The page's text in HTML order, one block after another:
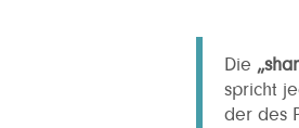
Die
spricht
der des